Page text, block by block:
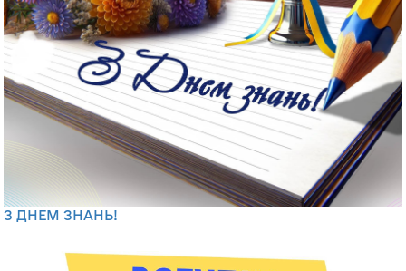
З ДНЕМ ЗНАНЬ!